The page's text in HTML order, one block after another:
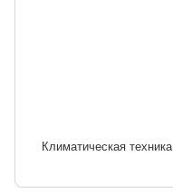
Климатическая техника